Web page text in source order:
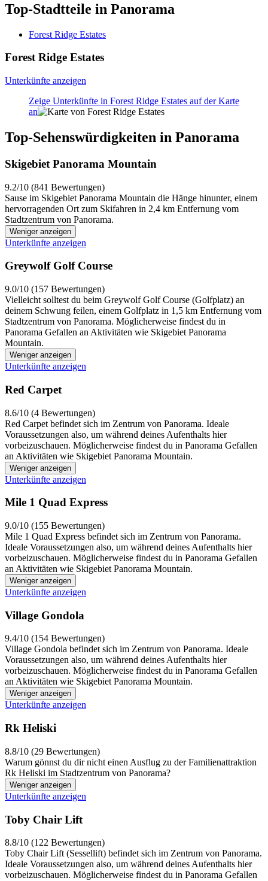
Top-Stadtteile in Panorama
Forest Ridge Estates
Forest Ridge Estates
Unterkünfte anzeigen
Zeige Unterkünfte in Forest Ridge Estates auf der Karte
an
Top-Sehenswürdigkeiten in Panorama
Skigebiet Panorama Mountain
9.2/10 (841 Bewertungen)
Sause im Skigebiet Panorama Mountain die Hänge hinunter, einem
hervorragenden Ort zum Skifahren in 2,4 km Entfernung vom
Stadtzentrum von Panorama.
Weniger anzeigen
Unterkünfte anzeigen
Greywolf Golf Course
9.0/10 (157 Bewertungen)
Vielleicht solltest du beim Greywolf Golf Course (Golfplatz) an
deinem Schwung feilen, einem Golfplatz in 1,5 km Entfernung vom
Stadtzentrum von Panorama. Möglicherweise findest du in
Panorama Gefallen an Aktivitäten wie Skigebiet Panorama
Mountain.
Weniger anzeigen
Unterkünfte anzeigen
Red Carpet
8.6/10 (4 Bewertungen)
Red Carpet befindet sich im Zentrum von Panorama. Ideale
Voraussetzungen also, um während deines Aufenthalts hier
vorbeizuschauen. Möglicherweise findest du in Panorama Gefallen
an Aktivitäten wie Skigebiet Panorama Mountain.
Weniger anzeigen
Unterkünfte anzeigen
Mile 1 Quad Express
9.0/10 (155 Bewertungen)
Mile 1 Quad Express befindet sich im Zentrum von Panorama.
Ideale Voraussetzungen also, um während deines Aufenthalts hier
vorbeizuschauen. Möglicherweise findest du in Panorama Gefallen
an Aktivitäten wie Skigebiet Panorama Mountain.
Weniger anzeigen
Unterkünfte anzeigen
Village Gondola
9.4/10 (154 Bewertungen)
Village Gondola befindet sich im Zentrum von Panorama. Ideale
Voraussetzungen also, um während deines Aufenthalts hier
vorbeizuschauen. Möglicherweise findest du in Panorama Gefallen
an Aktivitäten wie Skigebiet Panorama Mountain.
Weniger anzeigen
Unterkünfte anzeigen
Rk Heliski
8.8/10 (29 Bewertungen)
Warum gönnst du dir nicht einen Ausflug zu der Familienattraktion
Rk Heliski im Stadtzentrum von Panorama?
Weniger anzeigen
Unterkünfte anzeigen
Toby Chair Lift
8.8/10 (122 Bewertungen)
Toby Chair Lift (Sessellift) befindet sich im Zentrum von Panorama.
Ideale Voraussetzungen also, um während deines Aufenthalts hier
vorbeizuschauen. Möglicherweise findest du in Panorama Gefallen